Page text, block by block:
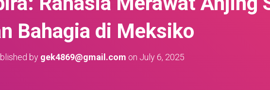
Bahagia di Meksiko
by gek4869@gmail.com on July 6, 2025